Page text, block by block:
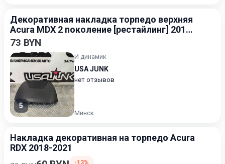
Декоративная накладка торпедо верхняя
Acura MDX 2 поколение [рестайлинг] 2010-
2013
73 BYN
5
И динамик
USA JUNK
нет отзывов
Минск
Накладка декоративная на торпедо Acura
RDX 2018-2021
-13%